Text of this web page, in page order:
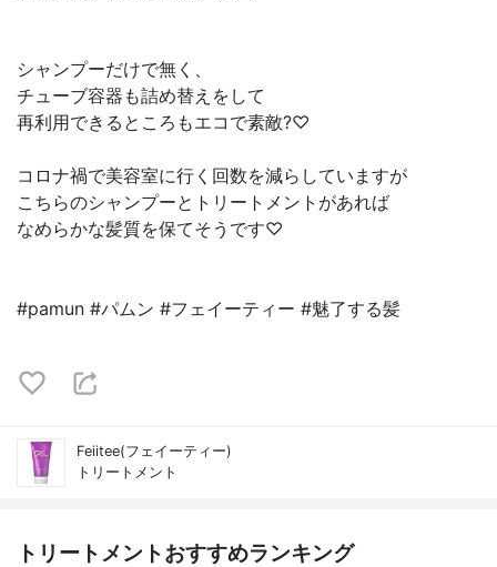
シャンプーだけで無く、
チューブ容器も詰め替えをして
再利用できるところもエコで素敵?♡
コロナ禍で美容室に行く回数を減らしていますが
こちらのシャンプーとトリートメントがあれば
なめらかな髪質を保てそうです♡
#pamun #パムン #フェイーティー #魅了する髪
Feiitee(フェイーティー)
トリートメント
トリートメントおすすめランキング